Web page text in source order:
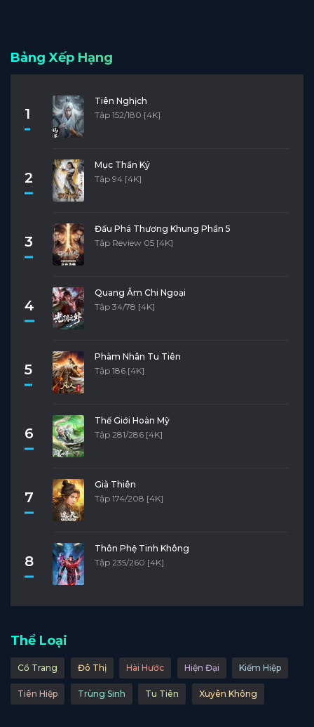
Bảng Xếp Hạng
1
Tiên Nghịch
Tập 152/180 [4K]
2
Mục Thần Ký
Tập 94 [4K]
3
Đấu Phá Thương Khung Phần 5
Tập Review 05 [4K]
4
Quang Âm Chi Ngoại
Tập 34/78 [4K]
5
Phàm Nhân Tu Tiên
Tập 186 [4K]
6
Thế Giới Hoàn Mỹ
Tập 281/286 [4K]
7
Già Thiên
Tập 174/208 [4K]
8
Thôn Phệ Tinh Không
Tập 235/260 [4K]
Thể Loại
Cổ Trang Đô Thị Hài Hước Hiện Đại Kiếm Hiệp
Tiên Hiệp Trùng Sinh Tu Tiên Xuyên Không